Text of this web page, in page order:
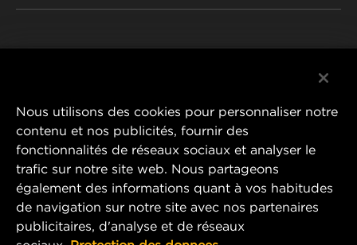
MANN+HUMMEL FT Poland
ul. Wrocławska 145,
63-800 GOSTYŃ, POLAND
Tel. +48 65 572 89 00
Nous utilisons des cookies pour personnaliser notre
contenu et nos publicités, fournir des
fonctionnalités de réseaux sociaux et analyser le
trafic sur notre site web. Nous partageons
également des informations quant à vos habitudes
de navigation sur notre site avec nos partenaires
publicitaires, d'analyse et de réseaux